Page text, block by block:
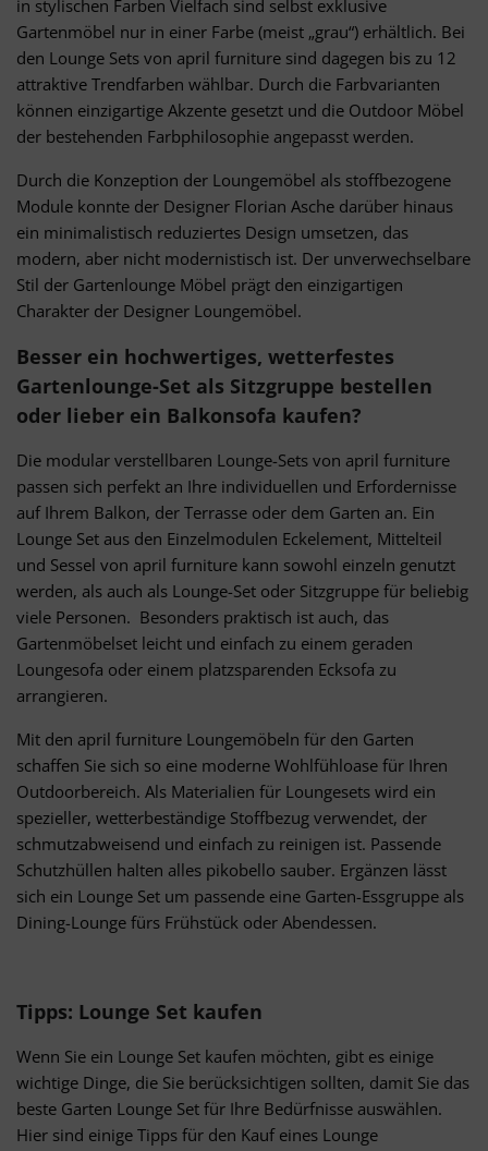
in stylischen Farben Vielfach sind selbst exklusive
Gartenmöbel nur in einer Farbe (meist „grau“) erhältlich. Bei
den Lounge Sets von april furniture sind dagegen bis zu 12
attraktive Trendfarben wählbar. Durch die Farbvarianten
können einzigartige Akzente gesetzt und die Outdoor Möbel
der bestehenden Farbphilosophie angepasst werden.
Durch die Konzeption der Loungemöbel als stoffbezogene
Module konnte der Designer Florian Asche darüber hinaus
ein minimalistisch reduziertes Design umsetzen, das
modern, aber nicht modernistisch ist. Der unverwechselbare
Stil der Gartenlounge Möbel prägt den einzigartigen
Charakter der Designer Loungemöbel.
Besser ein hochwertiges, wetterfestes
Gartenlounge-Set als Sitzgruppe bestellen
oder lieber ein Balkonsofa kaufen?
Die modular verstellbaren Lounge-Sets von april furniture
passen sich perfekt an Ihre individuellen und Erfordernisse
auf Ihrem Balkon, der Terrasse oder dem Garten an. Ein
Lounge Set aus den Einzelmodulen Eckelement, Mittelteil
und Sessel von april furniture kann sowohl einzeln genutzt
werden, als auch als Lounge-Set oder Sitzgruppe für beliebig
viele Personen. Besonders praktisch ist auch, das
Gartenmöbelset leicht und einfach zu einem geraden
Loungesofa oder einem platzsparenden Ecksofa zu
arrangieren.
Mit den april furniture Loungemöbeln für den Garten
schaffen Sie sich so eine moderne Wohlfühloase für Ihren
Outdoorbereich. Als Materialien für Loungesets wird ein
spezieller, wetterbeständige Stoffbezug verwendet, der
schmutzabweisend und einfach zu reinigen ist. Passende
Schutzhüllen halten alles pikobello sauber. Ergänzen lässt
sich ein Lounge Set um passende eine Garten-Essgruppe als
Dining-Lounge fürs Frühstück oder Abendessen.
Tipps: Lounge Set kaufen
Wenn Sie ein Lounge Set kaufen möchten, gibt es einige
wichtige Dinge, die Sie berücksichtigen sollten, damit Sie das
beste Garten Lounge Set für Ihre Bedürfnisse auswählen.
Hier sind einige Tipps für den Kauf eines Lounge
Verwendung von Profilen zur Auswahl personalisierter Inhalte
Messung der Werbeleistung
Messung der Performance von Inhalten
Analyse von Zielgruppen durch Statistiken oder Kombinationen
von Daten aus verschiedenen Quellen
Entwicklung und Verbesserung der Angebote
Verwendung reduzierter Daten zur Auswahl von Inhalten
Besondere Features:
Verwendung genauer Standortdaten
Endgeräteeigenschaften zur Identifikation aktiv abfragen